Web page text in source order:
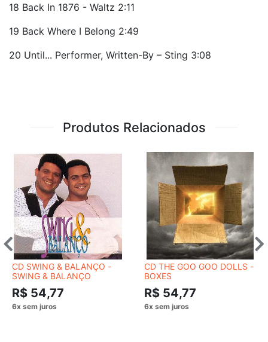
18 Back In 1876 - Waltz 2:11
19 Back Where I Belong 2:49
20 Until... Performer, Written-By – Sting 3:08
Produtos Relacionados
CD SWING & BALANÇO -
SWING & BALANÇO
R$ 54,77
CD THE GOO GOO DOLLS -
BOXES
R$ 54,77